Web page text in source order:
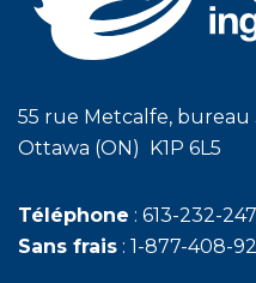
55 rue Metcalfe, bureau
Ottawa (ON) K1P 6L5
Téléphone : 613-232-
Sans frais : 1-877-408-